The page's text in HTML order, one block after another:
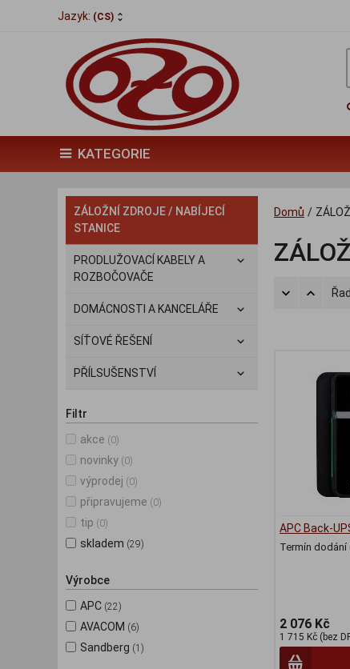
Jazyk: (CS)
KATEGORIE
ZÁLOŽNÍ ZDROJE / NABÍJECÍ
STANICE
PRODLUŽOVACÍ KABELY A
ROZBOČOVAČE
DOMÁCNOSTI A KANCELÁŘE
SÍŤOVÉ ŘEŠENÍ
PŘÍLSUŠENSTVÍ
Filtr
akce (0)
novinky (0)
výprodej (0)
připravujeme (0)
tip (0)
skladem (29)
Výrobce
APC (22)
AVACOM (6)
Sandberg (1)
Domů /
APC Back-
Termín dodání
2 076 Kč
1 715 Kč (bez